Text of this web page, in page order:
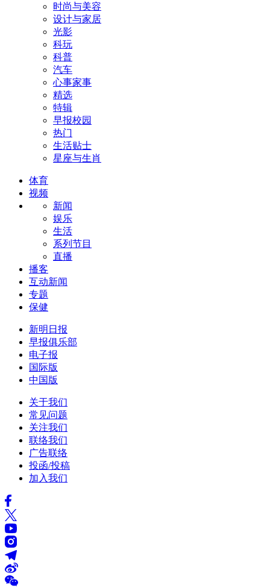
时尚与美容
设计与家居
光影
科玩
科普
汽车
心事家事
精选
特辑
早报校园
热门
生活贴士
星座与生肖
体育
视频
新闻
娱乐
生活
系列节目
直播
播客
互动新闻
专题
保健
新明日报
早报俱乐部
电子报
国际版
中国版
关于我们
常见问题
关注我们
联络我们
广告联络
投函/投稿
加入我们